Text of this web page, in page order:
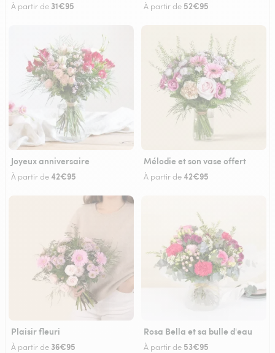
À partir de 31€95 À partir de 52€95
Joyeux anniversaire
À partir de42€95
Mélodie et son vase offert
À partir de42€95
Plaisir fleuri
À partir de 36€95
Rosa Bella et sa bulle d'eau
À partir de 53€95